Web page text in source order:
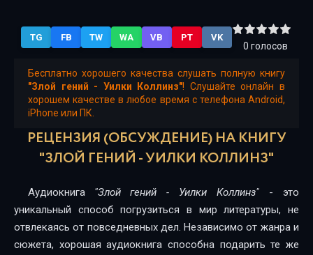
13
14
15
19
TG FB TW WA VB PT VK
0 голосов
Бесплатно хорошего качества слушать полную книгу
"Злой гений - Уилки Коллинз"! Слушайте онлайн в
хорошем качестве в любое время с телефона Android,
iPhone или ПК.
РЕЦЕНЗИЯ (ОБСУЖДЕНИЕ) НА КНИГУ
"ЗЛОЙ ГЕНИЙ - УИЛКИ КОЛЛИНЗ"
Аудиокнига "Злой гений - Уилки Коллинз"- это
уникальный способ погрузиться в мир литературы, не
отвлекаясь от повседневных дел. Независимо от жанра и
сюжета, хорошая аудиокнига способна подарить те же